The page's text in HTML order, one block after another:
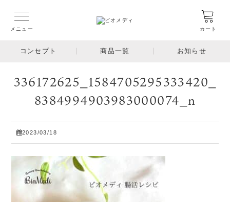
メニュー カート
コンセプト 商品一覧 お知らせ
336172625_1584705295333420_
8384994903983000074_n
2023/03/18